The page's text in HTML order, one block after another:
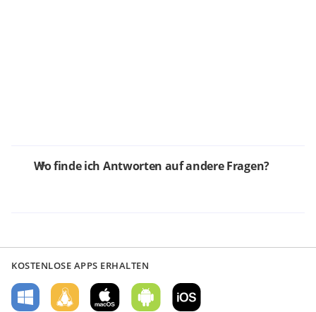
Wo finde ich Antworten auf andere Fragen?
KOSTENLOSE APPS ERHALTEN